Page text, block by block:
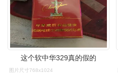
这个软中华329真的假的
图片尺寸768x1024